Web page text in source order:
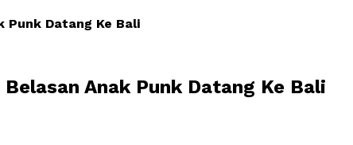
Punk Datang Ke Bali
Anak Punk Datang Ke Bali